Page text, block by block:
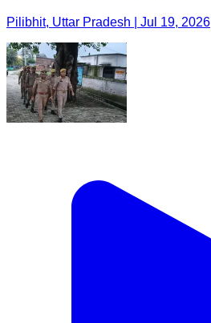
Pilibhit, Uttar Pradesh | Jul 19, 2026